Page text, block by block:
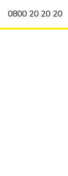
0800 20 20 20